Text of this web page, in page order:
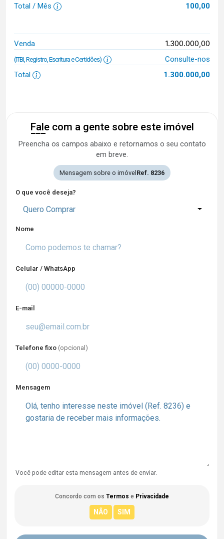
Total / Mês 100,00
Venda 1.300.000,00
(ITBI, Registro, Escritura e Certidões)
Consulte-nos
Total
1.300.000,00
Fale com a gente sobre este imóvel
Preencha os campos abaixo e retornamos o seu contato
em breve.
Mensagem sobre o imóvelRef. 8236
O que você deseja?
Quero Comprar
Nome
Celular / WhatsApp
E-mail
Telefone fixo (opcional)
Mensagem
Você pode editar esta mensagem antes de enviar.
Concordo com os Termos e Privacidade